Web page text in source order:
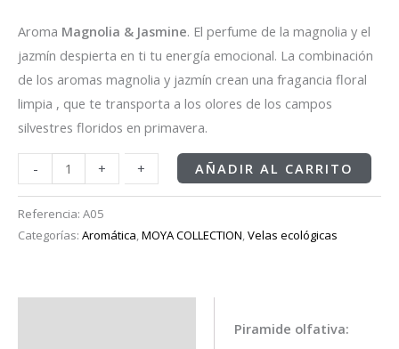
Aroma Magnolia & Jasmine. El perfume de la magnolia y el
jazmín despierta en ti tu energía emocional. La combinación
de los aromas magnolia y jazmín crean una fragancia floral
limpia , que te transporta a los olores de los campos
silvestres floridos en primavera.
-- + + AÑADIR AL CARRITO
Referencia: A05
Categorías: Aromática,MOYA COLLECTION,Velas ecológicas
Piramide olfativa: